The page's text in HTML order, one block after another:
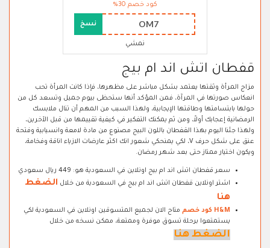
كود خصم 30%
OM7 نسخ
نمشي
قفطان اتش اند ام بيج
مزاج المرأة وثقتها يعتمد بشكل مباشر على مظهرها، فإذا كانت المرأة تحب
انعكاس صورتها في المرآة، فمن المؤكد أنها ستحظى بيوم جميل وتسعد كل من
حولها بابتسامتها وطاقتها الإيجابية، ولهذا السبب من المهم أن تنال ملابسك
الرمضانية إعجابك أولاً، ومن ثم يمكنك التفكير في كيفية تقييمها من قبل الآخرين،
ولهذا جئنا اليوم بهذا القفطان باللون البيج مصنوع من مادة لامعة وانسيابية وفتحة
عنق على شكل حرف V، لكي يمنحكي شعور انك اكثر عارضات الازياء اناقة وفخامة،
ويكون اختيار ممتاز حتى بعد شهر رمضان.
سعر قفطان اتش اند ام بيج اونلاين في السعودية هو: 449 ريال سعودي
اشتر اونلاين قفطان اتش اند ام بيج في السعودية من خلال الضغط
هنا
H&M كود خصم
متاح الان لجميع المتسوقين اونلاين في السعودية لكي
يستمتعوا برحلة تسوق موفرة وممتعة، ممكن نسخه من خلال
الضغط هنا